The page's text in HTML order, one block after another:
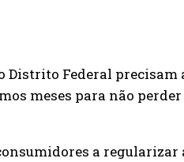
Distrito Federal
meses para não
a regularizar